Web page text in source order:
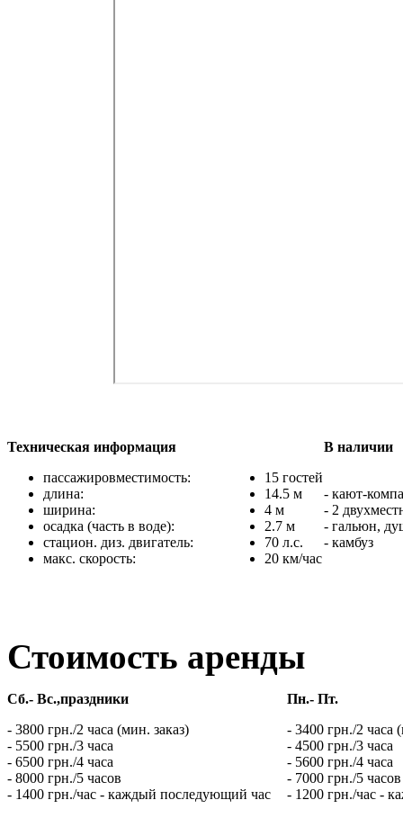
Техническая информация
В наличии
пассажировместимость:
длина:
ширина:
осадка (часть в воде):
стацион. диз. двигатель:
макс. скорость:
15 гостей
14.5 м
4 м
2.7 м
70 л.с.
20 км/час
- кают-
- 2
- гальюн,
- камбуз
Стоимость аренды
Сб.- Вс.,праздники
Пн.- Пт.
- 3800 грн./2 часа (мин. заказ)
- 5500 грн./3 часа
- 6500 грн./4 часа
- 8000 грн./5 часов
- 1400 грн./час - каждый последующий час
- 3400 грн./2 часа
- 4500 грн./3 часа
- 5600 грн./4 часа
- 7000 грн./5 часов
- 1200 грн./час -